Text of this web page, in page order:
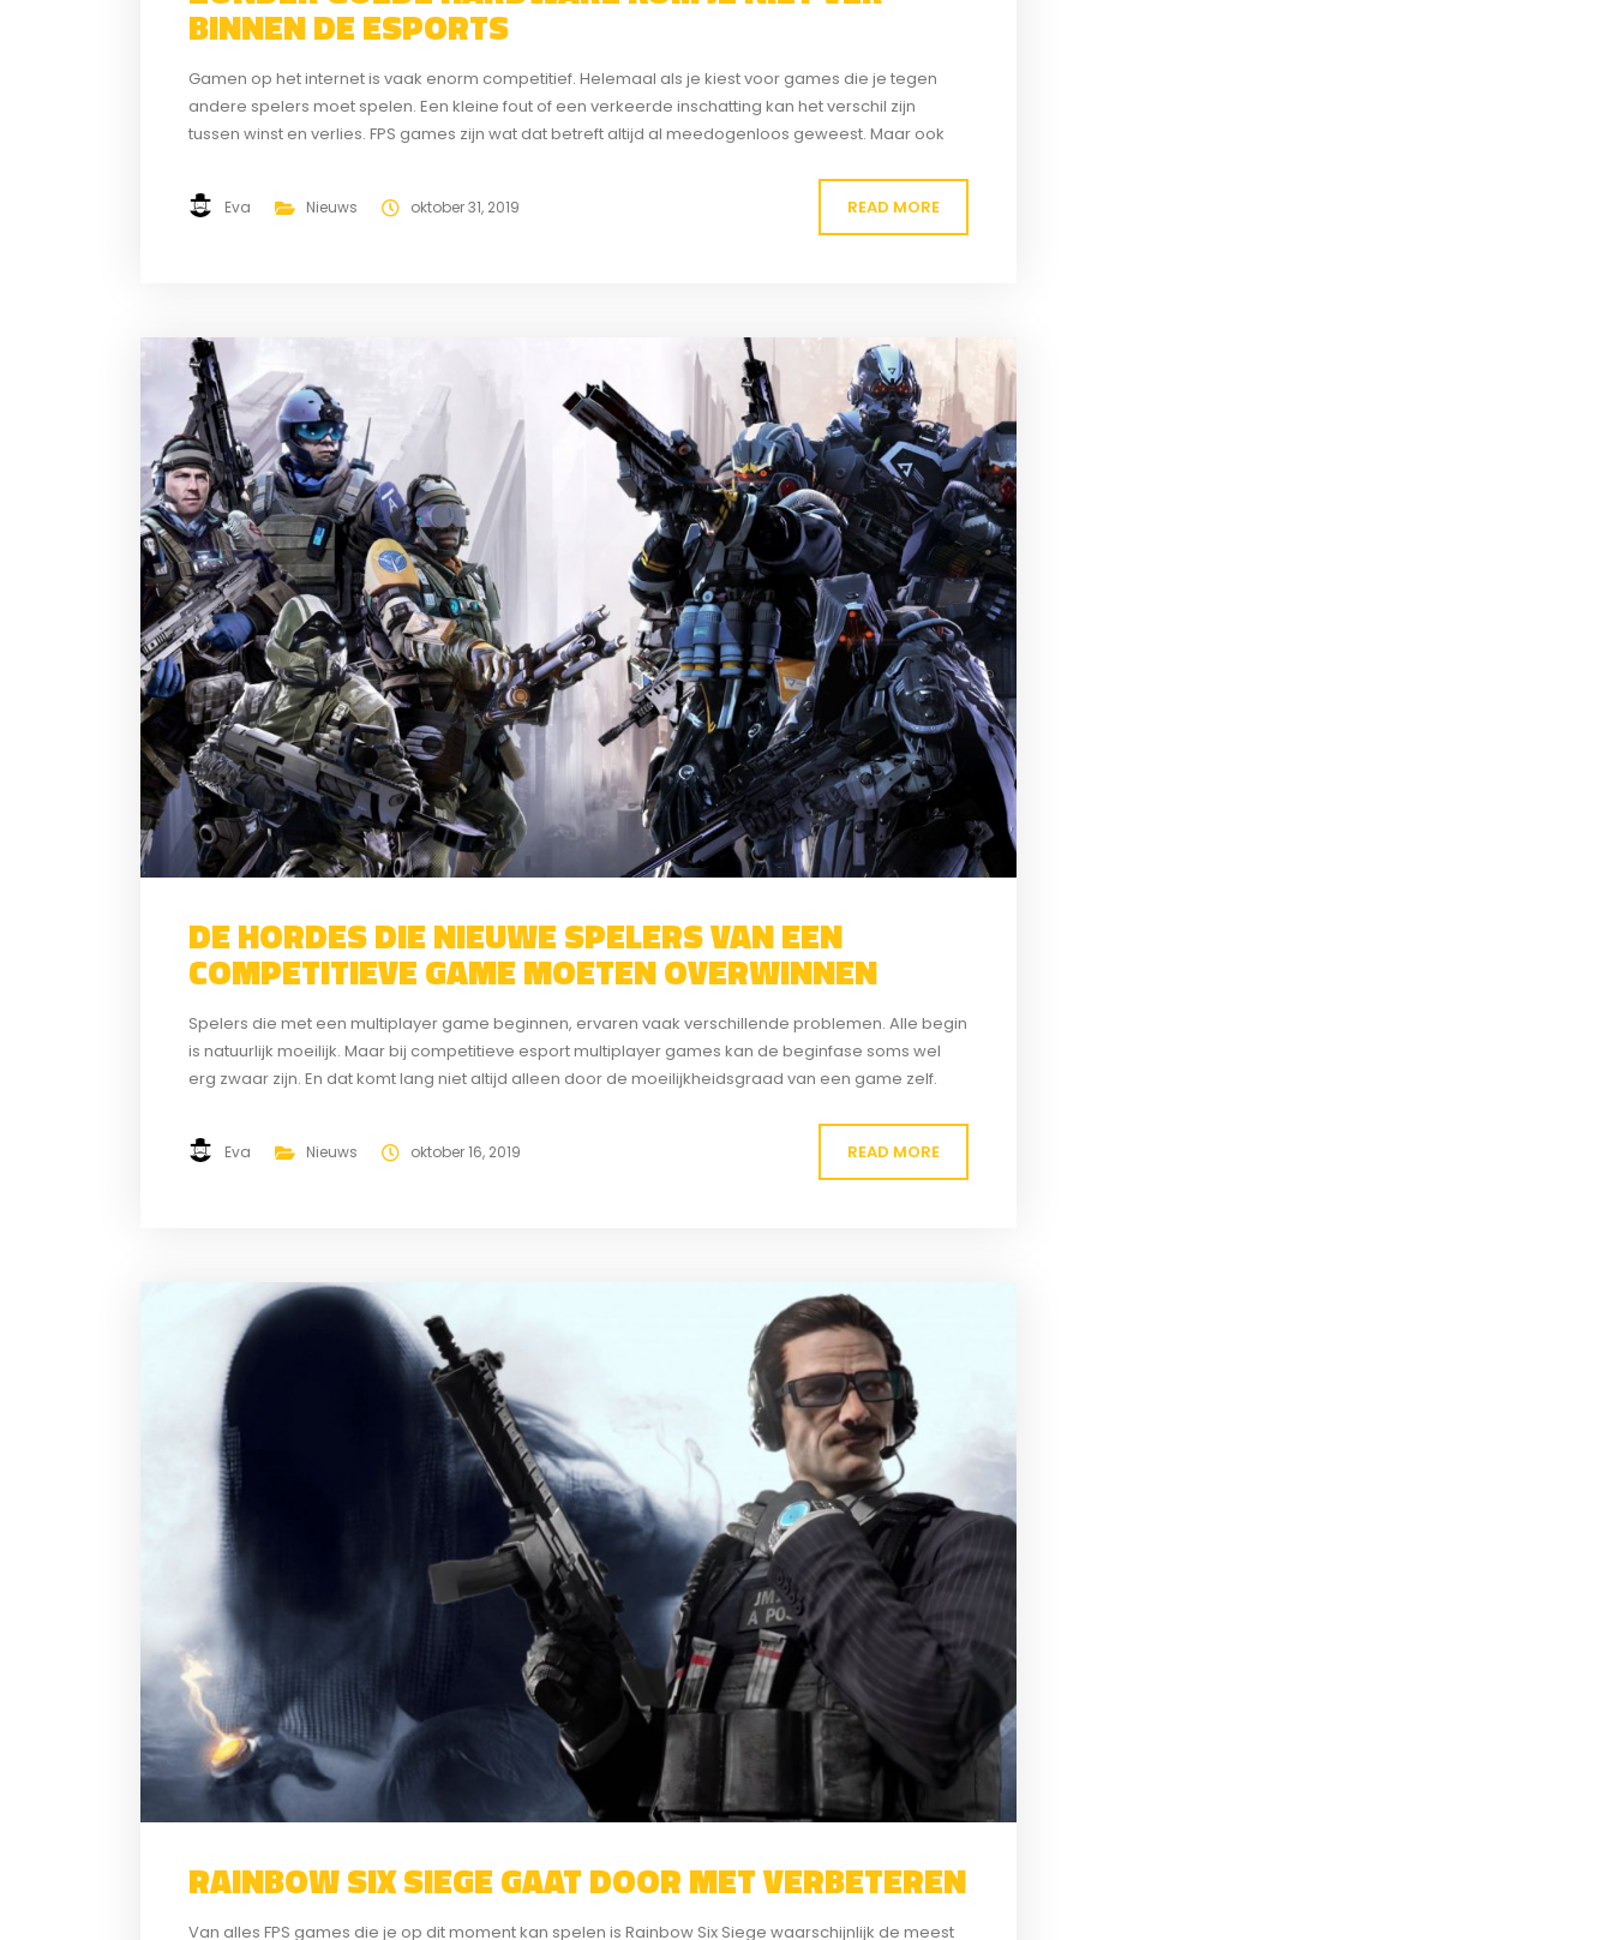
BINNEN DE ESPORTS
Gamen op het internet is vaak enorm competitief. Helemaal als je kiest voor games die je tegen
andere spelers moet spelen. Een kleine fout of een verkeerde inschatting kan het verschil zijn
tussen winst en verlies. FPS games zijn wat dat betreft altijd al meedogenloos geweest. Maar ook
Eva Nieuws oktober 31, 2019 READ MORE
DE HORDES DIE NIEUWE SPELERS VAN EEN
COMPETITIEVE GAME MOETEN OVERWINNEN
Spelers die met een multiplayer game beginnen, ervaren vaak verschillende problemen. Alle begin
is natuurlijk moeilijk. Maar bij competitieve esport multiplayer games kan de beginfase soms wel
erg zwaar zijn. En dat komt lang niet altijd alleen door de moeilijkheidsgraad van een game zelf.
Eva Nieuws oktober 16, 2019 READ MORE
RAINBOW SIX SIEGE GAAT DOOR MET VERBETEREN
Van alles FPS games die je op dit moment kan spelen is Rainbow Six Siege waarschijnlijk de meest